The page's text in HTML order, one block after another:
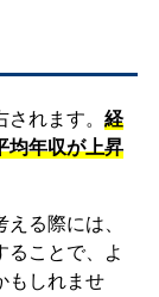
れます。 経
均年収が上昇
る際には、
ることで、よ
もしれませ